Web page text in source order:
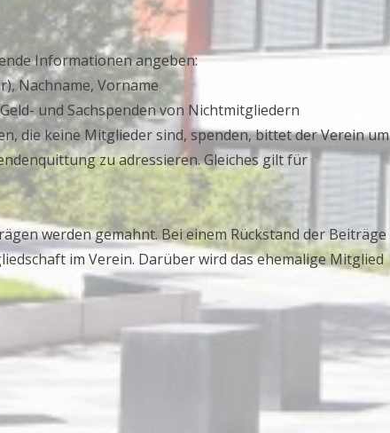
Informationen angeben:
Nachname, Vorname
und Sachspenden von Nichtmitgliedern
die keine Mitglieder sind, spenden, bittet der Verein um
zu adressieren. Gleiches gilt für
werden gemahnt. Bei einem Rückstand der Beiträge
im Verein. Darüber wird das ehemalige Mitglied